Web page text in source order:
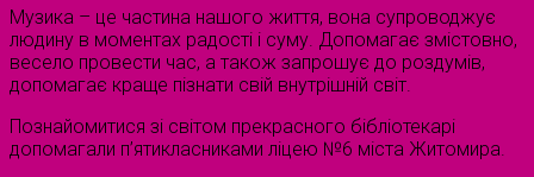
Музика – це частина нашого життя, вона супроводжує
людину в моментах радості і суму. Допомагає змістовно,
весело провести час, а також запрошує до роздумів,
допомагає краще пізнати свій внутрішній світ.
Познайомитися зі світом прекрасного бібліотекарі
допомагали п’ятикласниками ліцею №6 міста Житомира.